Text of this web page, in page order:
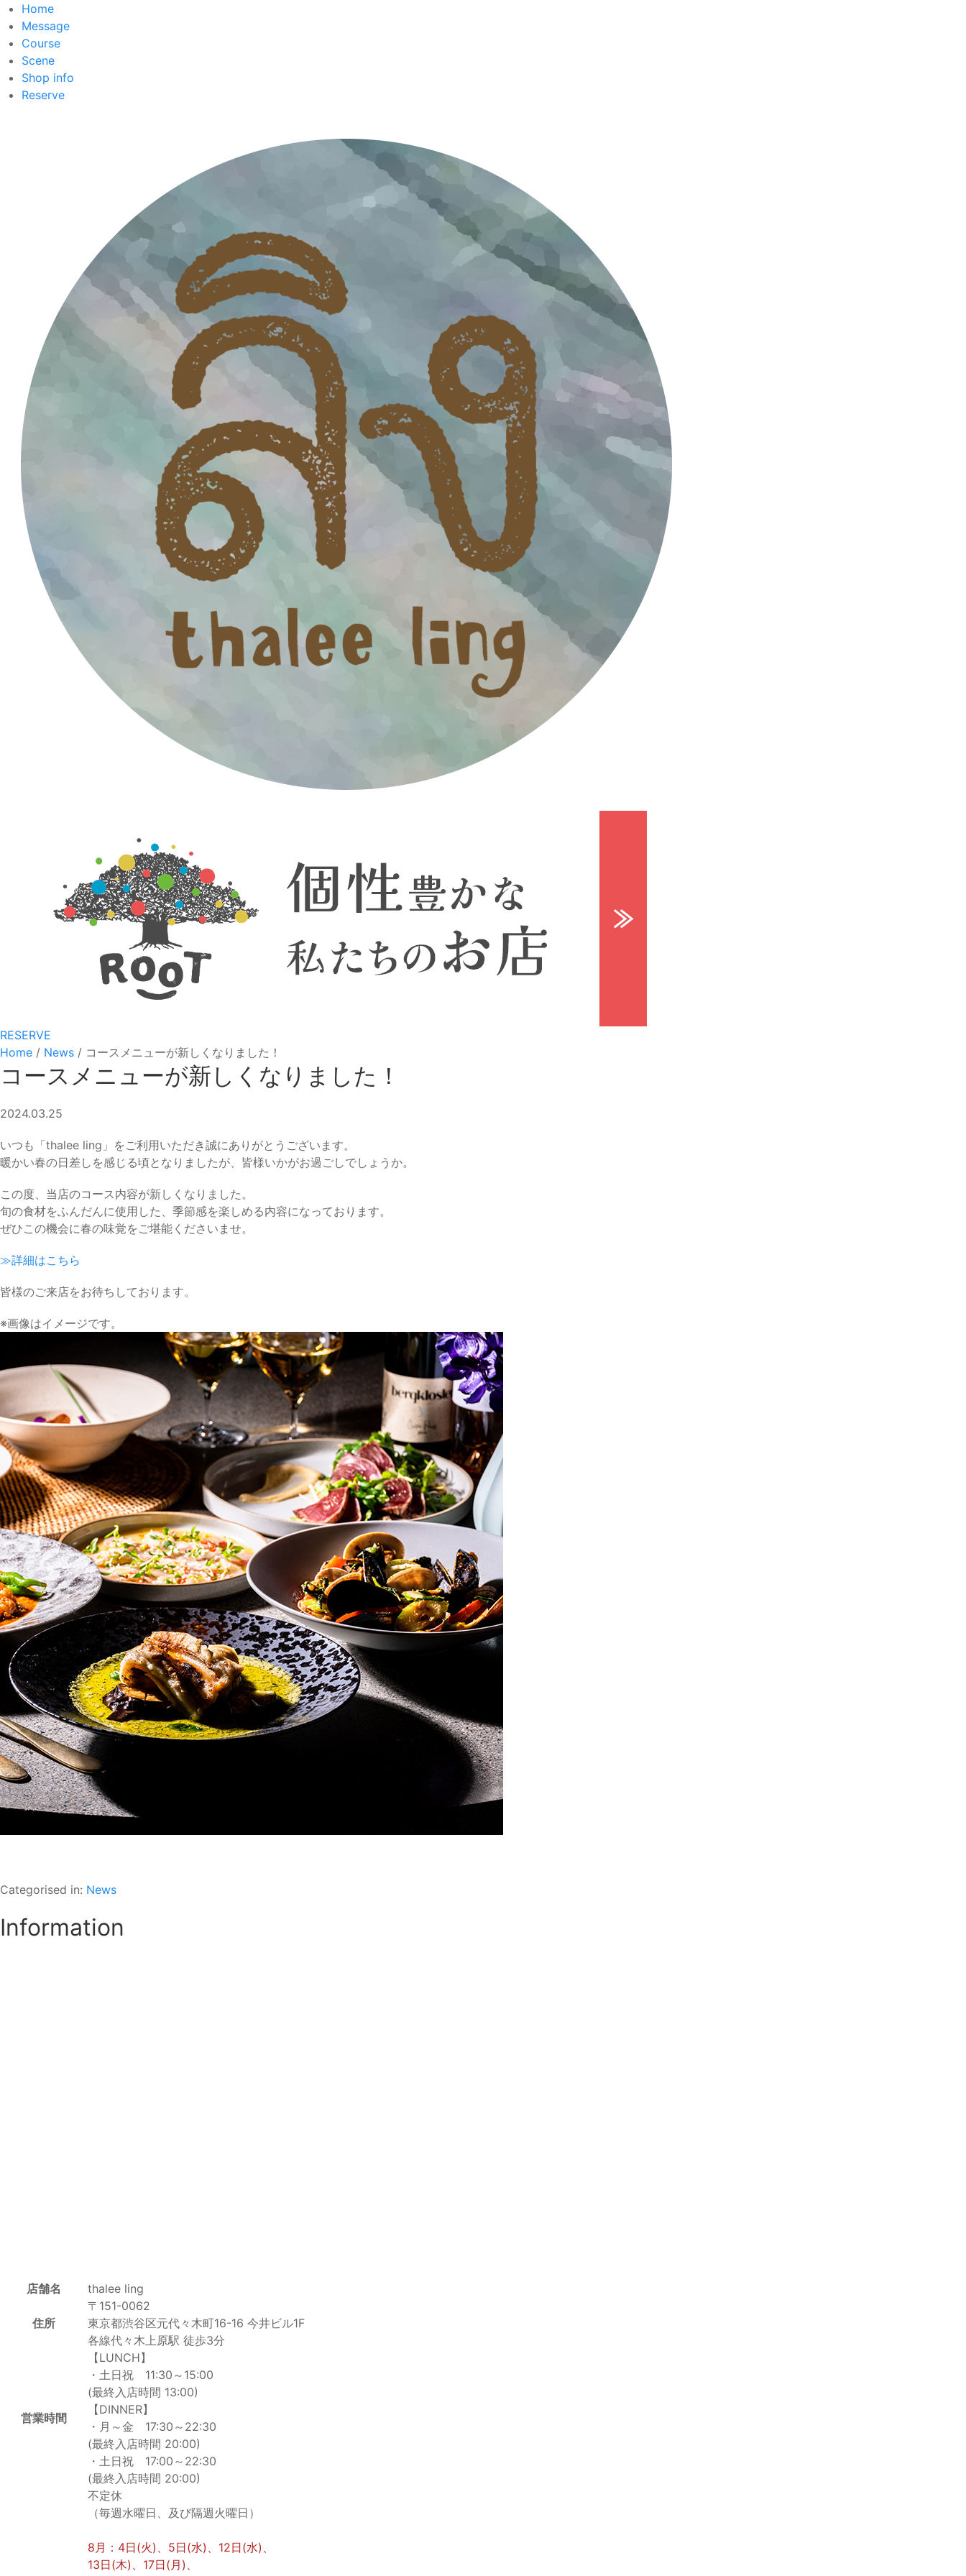
Home
Message
Course
Scene
Shop info
Reserve
RESERVE
Home / News / コースメニューが新しくなりました！
コースメニューが新しくなりました！
2024.03.25
いつも「thalee ling」をご利用いただき誠にありがとうございます。
暖かい春の日差しを感じる頃となりましたが、皆様いかがお過ごしでしょうか。
この度、当店のコース内容が新しくなりました。
旬の食材をふんだんに使用した、季節感を楽しめる内容になっております。
ぜひこの機会に春の味覚をご堪能くださいませ。
≫詳細はこちら
皆様のご来店をお待ちしております。
※画像はイメージです。
Categorised in: News
Information
店舗名 thalee ling
住所
〒151-0062
東京都渋谷区元代々木町16-16 今井ビル1F
各線代々木上原駅 徒歩3分
営業時間
【LUNCH】
・土日祝 11:30～15:00
(最終入店時間 13:00)
【DINNER】
・月～金 17:30～22:30
(最終入店時間 20:00)
・土日祝 17:00～22:30
(最終入店時間 20:00)
不定休
（毎週水曜日、及び隔週火曜日）
8月：4日(火)、5日(水)、12日(水)、
13日(木)、17日(月)、